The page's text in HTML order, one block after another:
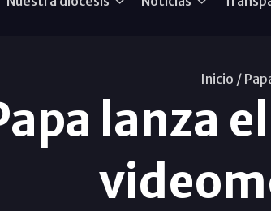
Inicio /
lanza